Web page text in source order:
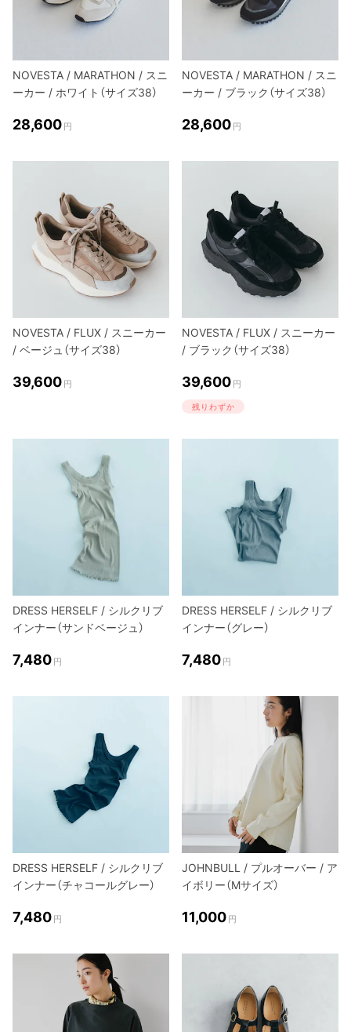
NOVESTA / MARATHON / スニ
ーカー / ホワイト（サイズ38）
28,600 円
NOVESTA / MARATHON / スニ
ーカー / ブラック（サイズ38）
28,600 円
NOVESTA / FLUX / スニーカー
/ ベージュ（サイズ38）
39,600 円
NOVESTA / FLUX / スニーカー
/ ブラック（サイズ38）
39,600 円
残りわずか
DRESS HERSELF / シルクリブ
インナー（サンドベージュ）
7,480 円
DRESS HERSELF / シルクリブ
インナー（グレー）
7,480 円
DRESS HERSELF / シルクリブ
インナー（チャコールグレー）
7,480 円
JOHNBULL / プルオーバー / ア
イボリー（Mサイズ）
11,000 円